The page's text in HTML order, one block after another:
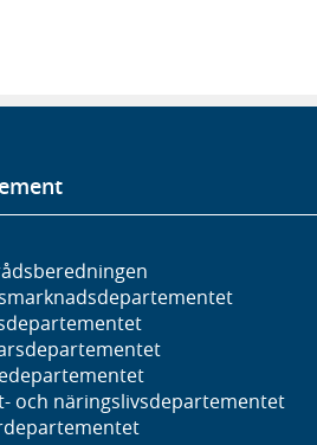
och näringslivs­departementet